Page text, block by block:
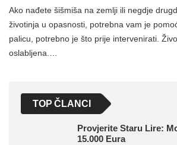
Ako nađete šišmiša na zemlji ili negdje
životinja u opasnosti, potrebna vam je
palicu, potrebno je što prije intervenirati.
oslabljena.…
TOP ČLANCI
Provjerite Staru Lire:
15.000 Eura